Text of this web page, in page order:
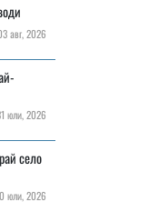
авг, 2026
юли, 2026
село
юли, 2026